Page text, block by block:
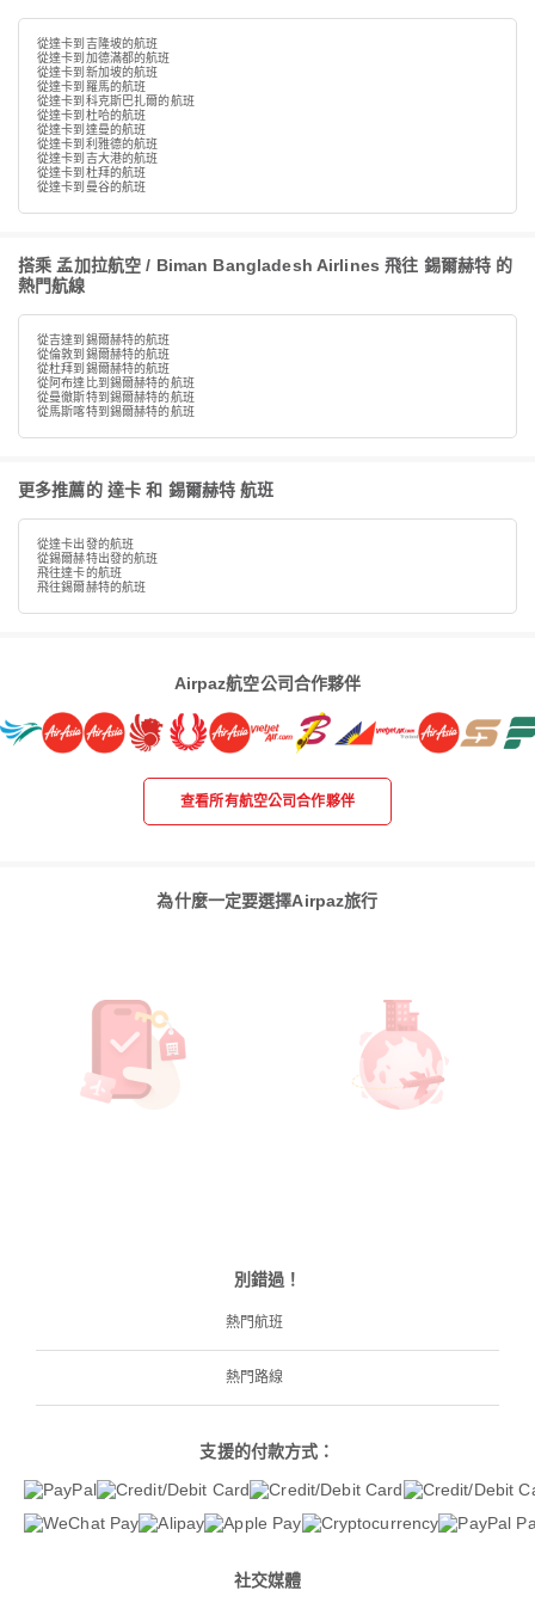
從達卡到吉隆坡的航班
從達卡到加德滿都的航班
從達卡到新加坡的航班
從達卡到羅馬的航班
從達卡到科克斯巴扎爾的航班
從達卡到杜哈的航班
從達卡到達曼的航班
從達卡到利雅德的航班
從達卡到吉大港的航班
從達卡到杜拜的航班
從達卡到曼谷的航班
搭乘 孟加拉航空 / Biman Bangladesh Airlines 飛往 錫爾赫特 的
熱門航線
從吉達到錫爾赫特的航班
從倫敦到錫爾赫特的航班
從杜拜到錫爾赫特的航班
從阿布達比到錫爾赫特的航班
從曼徹斯特到錫爾赫特的航班
從馬斯喀特到錫爾赫特的航班
更多推薦的 達卡 和 錫爾赫特 航班
從達卡出發的航班
從錫爾赫特出發的航班
飛往達卡的航班
飛往錫爾赫特的航班
Airpaz航空公司合作夥伴
查看所有航空公司合作夥伴
為什麼一定要選擇Airpaz旅行
別錯過！
熱門航班
熱門路線
支援的付款方式：
社交媒體